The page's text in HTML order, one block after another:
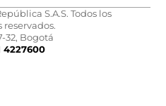
S.A.S. Todos los
reservados.
32, Bogotá
4227600